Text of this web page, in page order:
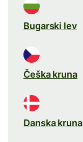
Bugarski lev
Češka kruna
Danska kruna